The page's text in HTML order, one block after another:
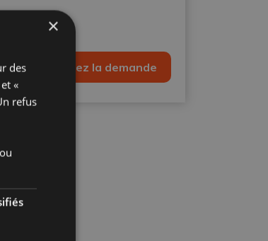
des
Envoyez la demande
×
des
«
refus